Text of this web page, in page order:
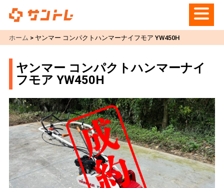
ホーム > ヤンマー コンパクトハンマーナイフモア YW450H
ヤンマー コンパクトハンマーナイ
フモア YW450H